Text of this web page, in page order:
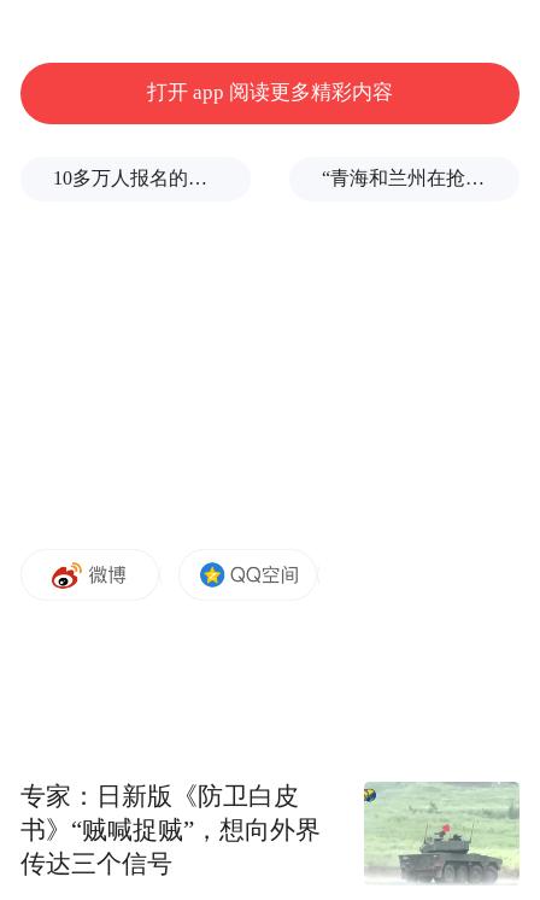
面临不小风险
谈到这场关键比赛
很多球员在欧洲踢球
打开 app 阅读更多精彩内容
10多万人报名的考试，成绩全部作废，公平么？ “青海和兰州在抢一碗面？”青海媒体：这种说法，格局小了
专家：日新版《防卫白皮
书》“贼喊捉贼”，想向外界
传达三个信号